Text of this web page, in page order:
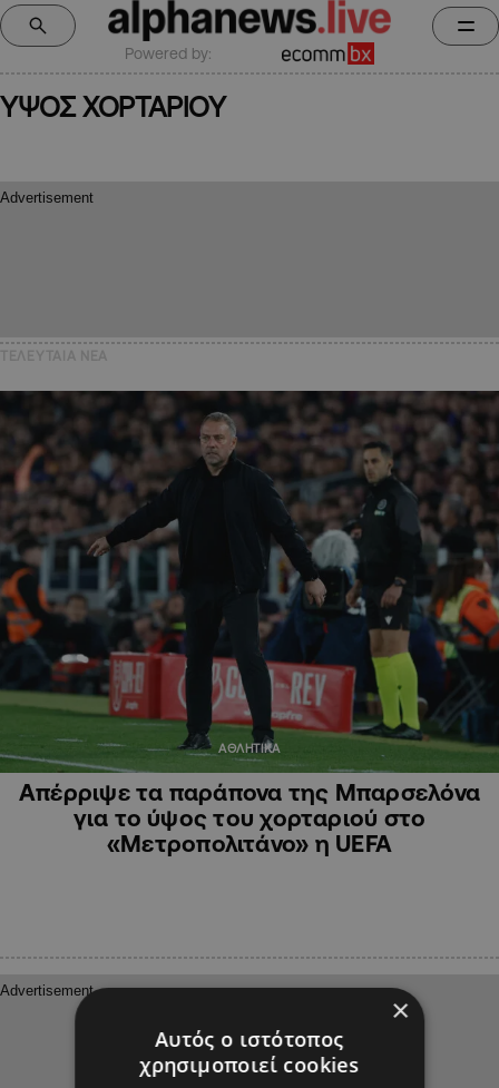
Powered by:
ΥΨΟΣ ΧΟΡΤΑΡΙΟΥ
ΑΘΛΗΤΙΚΑ
Απέρριψε τα παράπονα της Μπαρσελόνα
για το ύψος του χορταριού στο
«Μετροπολιτάνο» η UEFA
×
Αυτός ο ιστότοπος
χρησιμοποιεί cookies